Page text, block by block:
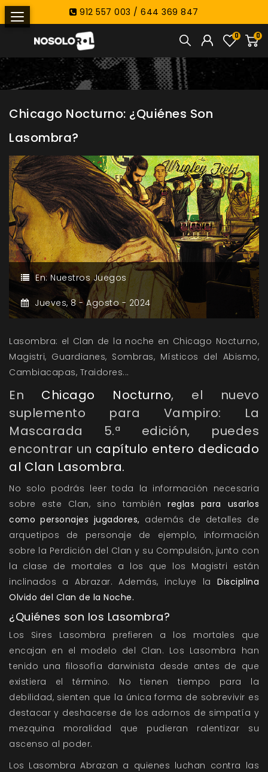
912 557 003 / 644 369 847
0
0
Chicago Nocturno: ¿Quiénes Son
Lasombra?
En: Nuestros Juegos
Jueves,8 -Agosto - 2024
Lasombra: el Clan de la noche en Chicago Nocturno,
Magistri, Guardianes, Sombras, Místicos del Abismo,
Cambiacapas, Traidores...
En Chicago Nocturno, el nuevo
suplemento para Vampiro: La
Mascarada 5.ª edición, puedes
encontrar un capítulo entero dedicado
al Clan Lasombra.
No solo podrás leer toda la información necesaria
sobre este Clan, sino tambiénreglas para usarlos
como personajes jugadores, además de detalles de
arquetipos de personaje de ejemplo, información
sobre la Perdición del Clan y su Compulsión, junto con
la clase de mortales a los que los Magistri están
inclinados a Abrazar. Además, incluye la Disciplina
Olvido del Clan de la Noche.
¿Quiénes son los Lasombra?
Los Sires Lasombra prefieren a los mortales que
encajan en el modelo del Clan. Los Lasombra han
tenido una filosofía darwinista desde antes de que
existiera el término. No tienen tiempo para la
debilidad, sienten que la única forma de sobrevivir es
destacar y deshacerse de los adornos de simpatía y
mezquina moralidad que pudieran ralentizar su
ascenso al poder.
Los Lasombra Abrazan a quienes luchan contra las